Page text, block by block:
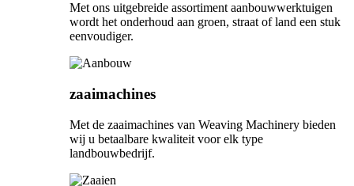
Met ons uitgebreide assortiment aanbouwwerktuigen
wordt het onderhoud aan groen, straat of land een stuk
eenvoudiger.
zaaimachines
Met de zaaimachines van Weaving Machinery bieden
wij u betaalbare kwaliteit voor elk type
landbouwbedrijf.